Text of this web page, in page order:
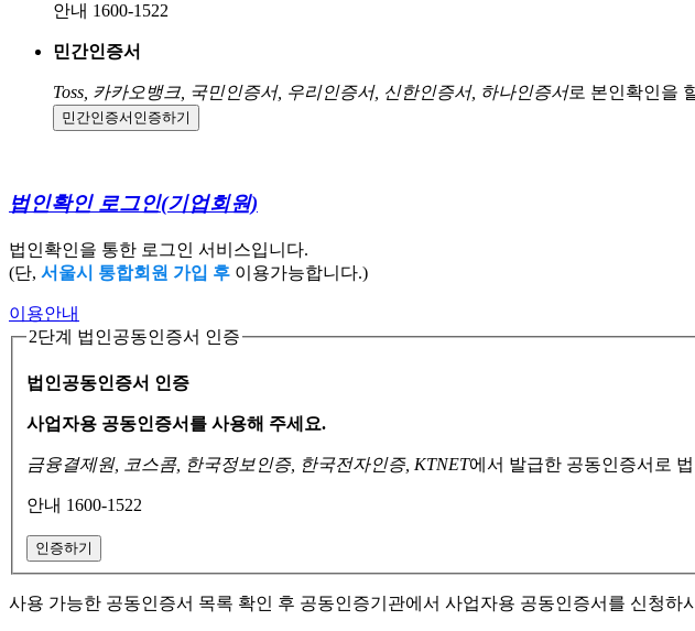
안내 1600-1522
민간인증서
Toss, 카카오뱅크, 국민인증서, 우리인증서, 신한인증서, 하나인증서로 본인확인을
민간인증서 인증하기
법인확인 로그인(기업회원)
법인확인을 통한 로그인 서비스입니다.
(단, 서울시 통합회원 가입 후 이용가능합니다.)
이용안내
2단계 법인공동인증서 인증
법인공동인증서 인증
사업자용 공동인증서를 사용해 주세요.
금융결제원, 코스콤, 한국정보인증, 한국전자인증, KTNET에서 발급한 공동인증서로
안내 1600-1522
인증하기
사용 가능한 공동인증서 목록 확인 후 공동인증기관에서 사업자용 공동인증서를 신청하